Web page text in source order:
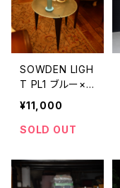
SOWDEN LIGH
T PL1 ブルー×
オレンジ
¥11,000
SOLD OUT